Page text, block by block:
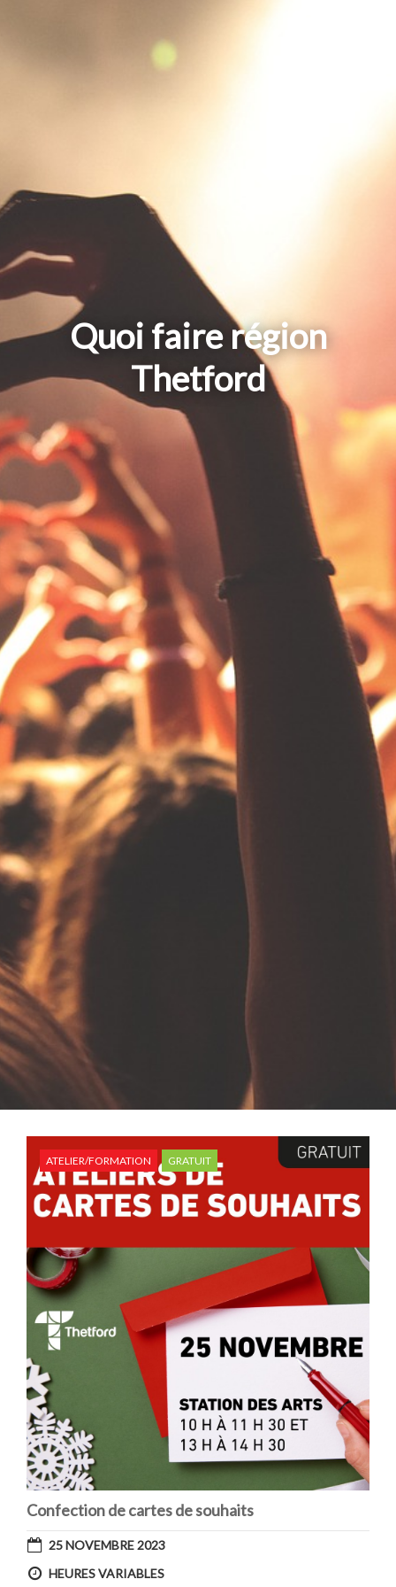
Quoi faire région
Thetford
ATELIER/FORMATION GRATUIT
Confection de cartes de souhaits
25 NOVEMBRE 2023
HEURES VARIABLES